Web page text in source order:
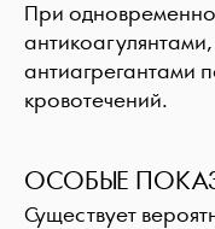
При
антиагрегантами
кровотечений.
ОСОБЫЕ
Существует